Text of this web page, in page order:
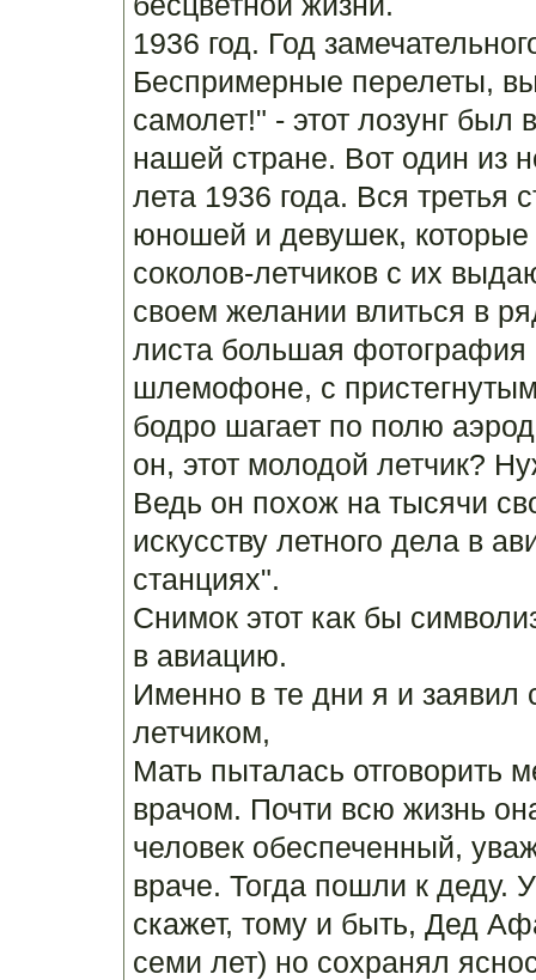
1936 год. Год
Беспримерные перелеты,
самолет!" - этот лозунг
нашей стране. Вот один из
лета 1936 года. Вся третья
юношей и девушек, которые
соколов-летчиков с их
своем желании влиться в
листа большая
шлемофоне, с
бодро шагает по полю
он, этот молодой летчик?
Ведь он похож на тысячи
искусству летного дела в
станциях".
Снимок этот как бы
в авиацию.
Именно в те дни я и заявил
летчиком,
Мать пыталась отговорить
врачом. Почти всю жизнь
человек обеспеченный,
враче. Тогда пошли к деду.
скажет, тому и быть, Дед
семи лет) но сохранял